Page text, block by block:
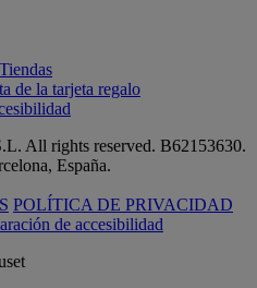
de la tarjeta regalo
All rights reserved. B62153630.
España.
POLÍTICA DE PRIVACIDAD
de accesibilidad